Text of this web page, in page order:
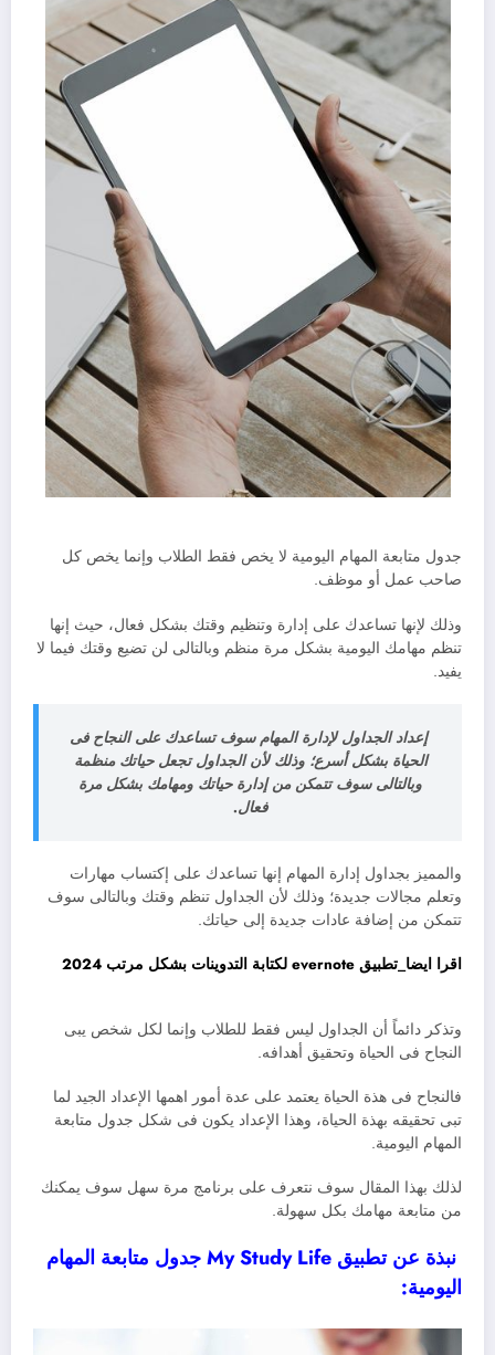
جدول متابعة المهام اليومية لا يخص فقط الطلاب وإنما يخص كل
صاحب عمل أو موظف.
وذلك لإنها تساعدك على إدارة وتنظيم وقتك بشكل فعال، حيث إنها
تنظم مهامك اليومية بشكل مرة منظم وبالتالى لن تضيع وقتك فيما لا
يفيد.
إعداد الجداول لإدارة المهام سوف تساعدك على النجاح فى
الحياة بشكل أسرع؛ وذلك لأن الجداول تجعل حياتك منظمة
وبالتالى سوف تتمكن من إدارة حياتك ومهامك بشكل مرة
فعال.
والمميز بجداول إدارة المهام إنها تساعدك على إكتساب مهارات
وتعلم مجالات جديدة؛ وذلك لأن الجداول تنظم وقتك وبالتالى سوف
تتمكن من إضافة عادات جديدة إلى حياتك.
اقرا ايضا_تطبيق evernote لكتابة التدوينات بشكل مرتب 2024
وتذكر دائماً أن الجداول ليس فقط للطلاب وإنما لكل شخص يبى
النجاح فى الحياة وتحقيق أهدافه.
فالنجاح فى هذة الحياة يعتمد على عدة أمور اهمها الإعداد الجيد لما
تبى تحقيقه بهذة الحياة، وهذا الإعداد يكون فى شكل جدول متابعة
المهام اليومية.
لذلك بهذا المقال سوف نتعرف على برنامج مرة سهل سوف يمكنك
من متابعة مهامك بكل سهولة.
نبذة عن تطبيق My Study Life جدول متابعة المهام
اليومية: